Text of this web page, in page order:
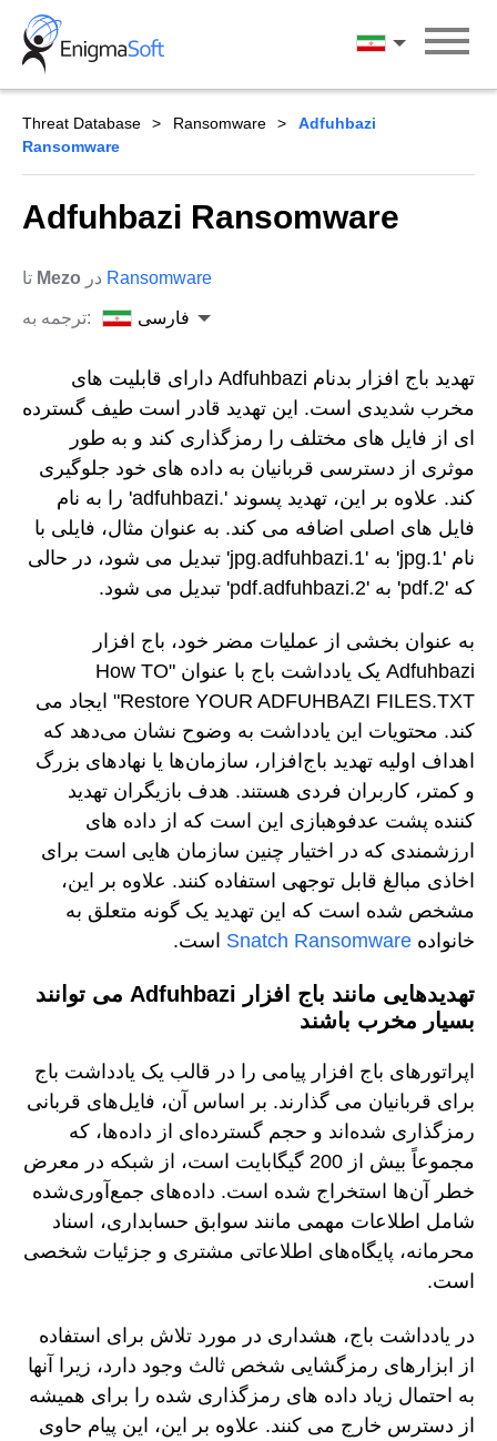
Skip
content
فارسی
Threat Database Ransomware
Adfuhbazi
Ransomware
Adfuhbazi Ransomware
Mezo Ransomware
ترجمه به: فارسی
تهدید باج افزار بدنام Adfuhbazi دارای قابلیت های
مخرب شدیدی است. این تهدید قادر است طیف گسترده
ای از فایل های مختلف را رمزگذاری کند و به طور
موثری از دسترسی قربانیان به داده های خود جلوگیری
کند. علاوه بر این، تهدید پسوند '.adfuhbazi' را به نام
فایل های اصلی اضافه می کند. به عنوان مثال، فایلی با
نام '1.jpg' به '1.jpg.adfuhbazi' تبدیل می شود، در حالی
که '2.pdf' به '2.pdf.adfuhbazi' تبدیل می شود.
به عنوان بخشی از عملیات مضر خود، باج افزار
Adfuhbazi یک یادداشت باج با عنوان "How TO
Restore YOUR ADFUHBAZI FILES.TXT" ایجاد می
کند. محتویات این یادداشت به وضوح نشان می‌دهد که
اهداف اولیه تهدید باج‌افزار، سازمان‌ها یا نهادهای بزرگ
و کمتر، کاربران فردی هستند. هدف بازیگران تهدید
کننده پشت عدفوهبازی این است که از داده های
ارزشمندی که در اختیار چنین سازمان هایی است برای
اخاذی مبالغ قابل توجهی استفاده کنند. علاوه بر این،
مشخص شده است که این تهدید یک گونه متعلق به
خانواده Snatch Ransomware است.
تهدیدهایی مانند باج افزار Adfuhbazi می توانند
بسیار مخرب باشند
اپراتورهای باج افزار پیامی را در قالب یک یادداشت باج
برای قربانیان می گذارند. بر اساس آن، فایل‌های قربانی
رمزگذاری شده‌اند و حجم گسترده‌ای از داده‌ها، که
مجموعاً بیش از 200 گیگابایت است، از شبکه در معرض
خطر آن‌ها استخراج شده است. داده‌های جمع‌آوری‌شده
شامل اطلاعات مهمی مانند سوابق حسابداری، اسناد
محرمانه، پایگاه‌های اطلاعاتی مشتری و جزئیات شخصی
است.
در یادداشت باج، هشداری در مورد تلاش برای استفاده
از ابزارهای رمزگشایی شخص ثالث وجود دارد، زیرا آنها
به احتمال زیاد داده های رمزگذاری شده را برای همیشه
از دسترس خارج می کنند. علاوه بر این، این پیام حاوی